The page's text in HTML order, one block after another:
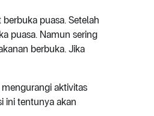
puasa. Setelah
puasa. Namun sering
berbuka. Jika
aktivitas
ini tentunya akan